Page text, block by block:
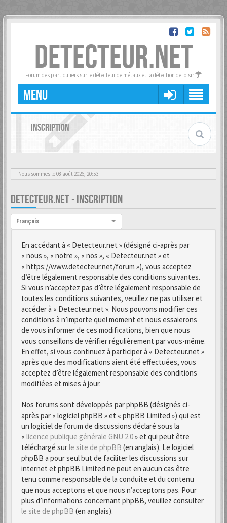
DETECTEUR.NET
Forum des particuliers sur le détecteur de métaux et la détection de loisir
MENU
INSCRIPTION
Nous sommes le 08 août 2026, 20:53
DETECTEUR.NET - INSCRIPTION
Langue :
Français
En accédant à « Detecteur.net » (désigné ci-après par
« nous », « notre », « nos », « Detecteur.net » et
« https://www.detecteur.net/forum »), vous acceptez
d’être légalement responsable des conditions suivantes.
Si vous n’acceptez pas d’être légalement responsable de
toutes les conditions suivantes, veuillez ne pas utiliser et
accéder à « Detecteur.net ». Nous pouvons modifier ces
conditions à n’importe quel moment et nous essaierons
de vous informer de ces modifications, bien que nous
vous conseillons de vérifier régulièrement par vous-même.
En effet, si vous continuez à participer à « Detecteur.net »
après que des modifications aient été effectuées, vous
acceptez d’être légalement responsable des conditions
modifiées et mises à jour.
Nos forums sont développés par phpBB (désignés ci-
après par « logiciel phpBB » et « phpBB Limited ») qui est
un logiciel de forum de discussions déclaré sous la
« licence publique générale GNU 2.0» et qui peut être
téléchargé surle site de phpBB (en anglais). Le logiciel
phpBB a pour seul but de faciliter les discussions sur
internet et phpBB Limited ne peut en aucun cas être
tenu comme responsable de la conduite et du contenu
que nous acceptons et que nous n’acceptons pas. Pour
plus d’informations concernant phpBB, veuillez consulter
le site de phpBB (en anglais).